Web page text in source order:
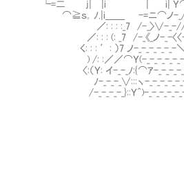
└=二 j| |i | i| Ｙ⌒〉〉､ 人:
⌒≧ｓ｡ ﾉ.|i＿＿ -=ニ⌒ノ-_//⌒｀`
／: : : :_7 /-_〉∨-_-//-_-_
／: : : (: _7 /-_《_ノ-_-〈〈-
く: : : ′: ）7 ノ-_-_-_-_-_-＼､
) /: :／／⌒Ｙ(-_-_-_-_-_-_-_((^
〈:（Ｙ: イ-_-_ﾉ:{⌒ｱ-_-_-_-_-_-
ﾉ-_-_-_∨:::ヽ-_-_-_-_-_-_-_-_
/-_-_-_-_}::Ｙ^)-_-_-_-_-_-_-_-_